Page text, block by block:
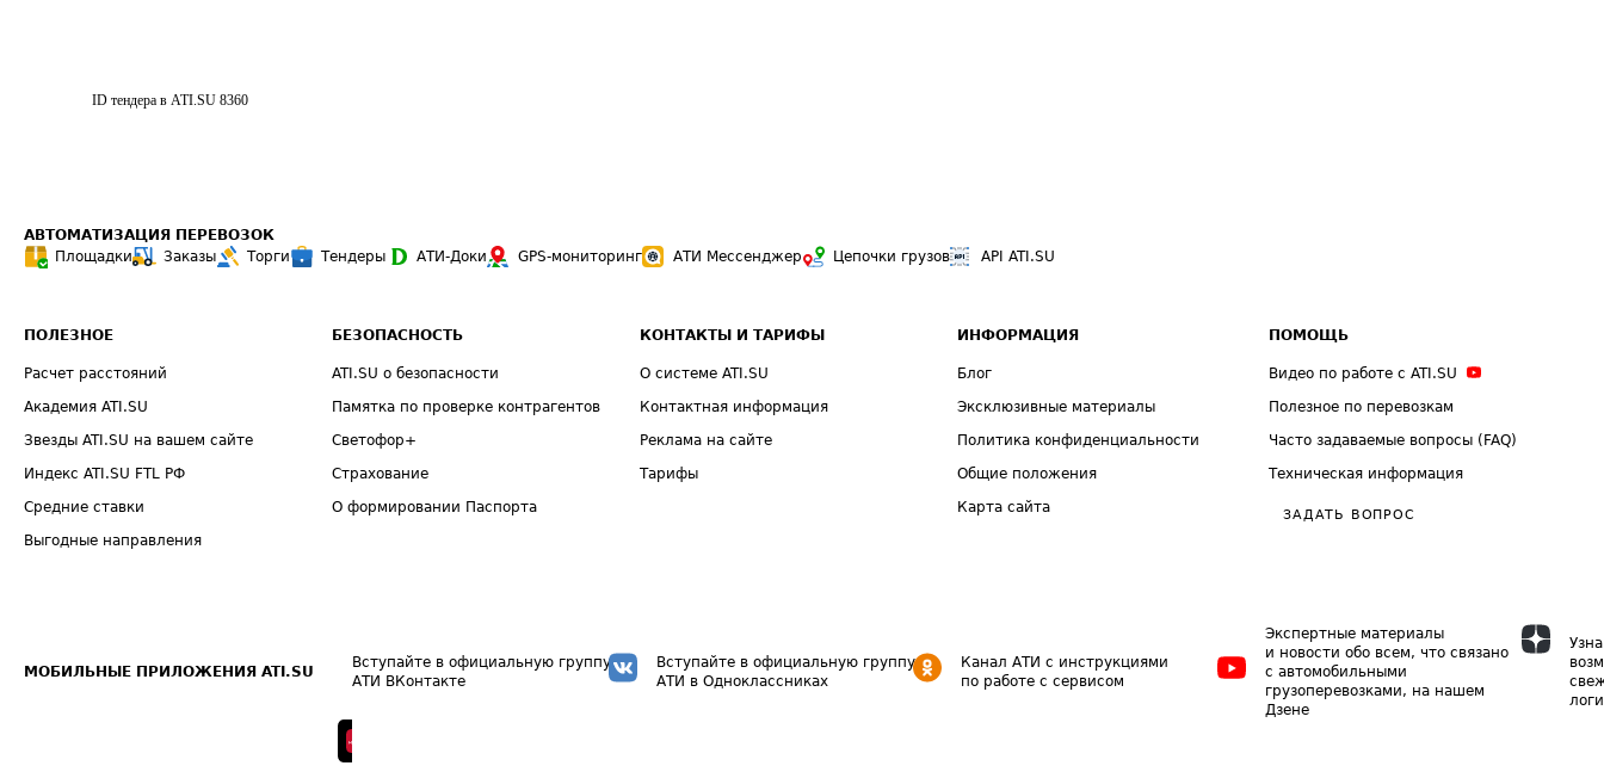
ID тендера в ATI.SU 8360
АВТОМАТИЗАЦИЯ ПЕРЕВОЗОК
Площадки
Заказы Торги Тендеры АТИ-Доки GPS-мониторинг АТИ Мессенджер Цепочки грузов API ATI.SU
ПОЛЕЗНОЕ
Расчет расстояний
Академия ATI.SU
Звезды ATI.SU на вашем сайте
Индекс ATI.SU FTL РФ
Средние ставки
Выгодные направления
БЕЗОПАСНОСТЬ
ATI.SU о безопасности
Памятка по проверке контрагентов
Светофор+
Страхование
О формировании Паспорта
КОНТАКТЫ И ТАРИФЫ
О системе ATI.SU
Контактная информация
Реклама на сайте
Тарифы
ИНФОРМАЦИЯ
Блог
Эксклюзивные материалы
Политика конфиденциальности
Общие положения
Карта сайта
ПОМОЩЬ
Видео по работе с ATI.SU
Полезное по перевозкам
Часто задаваемые вопросы (FAQ)
Техническая информация
ЗАДАТЬ ВОПРОС
МОБИЛЬНЫЕ ПРИЛОЖЕНИЯ ATI.SU
Вступайте в официальную группу
АТИ ВКонтакте
Вступайте в официальную группу
АТИ в Одноклассниках
Канал АТИ с инструкциями
по работе с сервисом
Экспертные материалы
и новости обо всем, что связано
с автомобильными
грузоперевозками, на нашем
Дзене